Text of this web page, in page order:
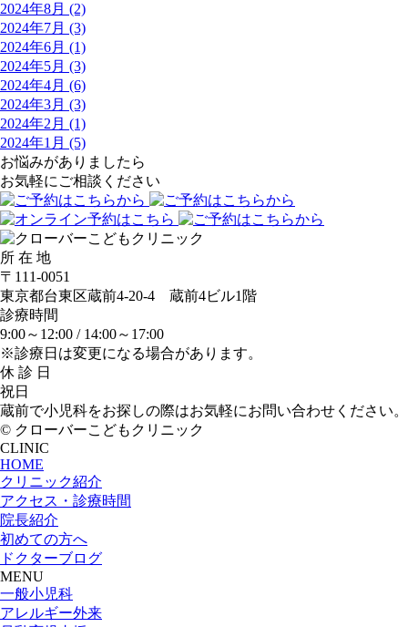
2024年8月 (2)
2024年7月 (3)
2024年6月 (1)
2024年5月 (3)
2024年4月 (6)
2024年3月 (3)
2024年2月 (1)
2024年1月 (5)
お悩みがありましたら
お気軽にご相談ください
所 在 地
〒111-0051
東京都台東区蔵前4-20-4 蔵前4ビル1階
診療時間
9:00～12:00 / 14:00～17:00
※診療日は変更になる場合があります。
休 診 日
祝日
蔵前で小児科をお探しの際はお気軽にお問い合わせください。
© クローバーこどもクリニック
CLINIC
HOME
クリニック紹介
アクセス・診療時間
院長紹介
初めての方へ
ドクターブログ
MENU
一般小児科
アレルギー外来